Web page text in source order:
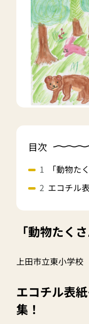
目次
「動物た
エコチル
「動物たく
上田市立東小学
エコチル表
集！